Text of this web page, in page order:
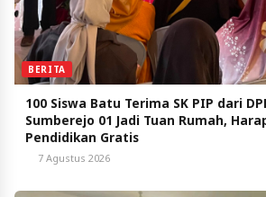
BERITA
100 Siswa Batu Terima SK PIP dari
Sumberejo 01 Jadi Tuan Rumah,
Pendidikan Gratis
7 Agustus 2026